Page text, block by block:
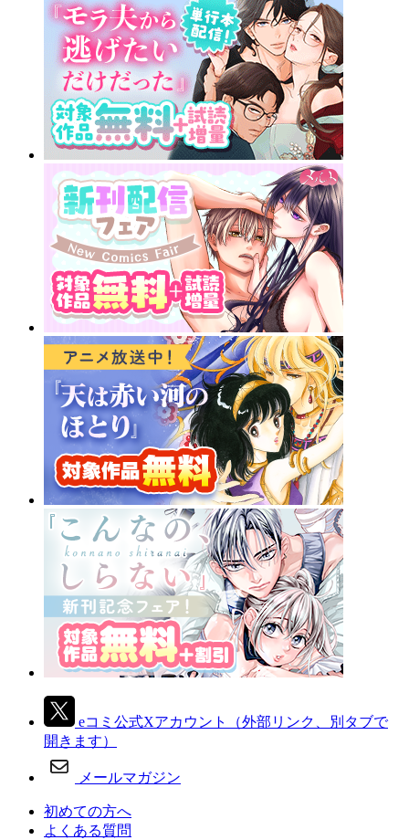
eコミ公式Xアカウント
（外部リンク、別タブで
開きます）
メールマガジン
初めての方へ
よくある質問